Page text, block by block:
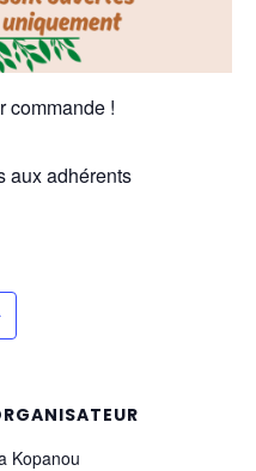
commande !
aux adhérents
Kopanou